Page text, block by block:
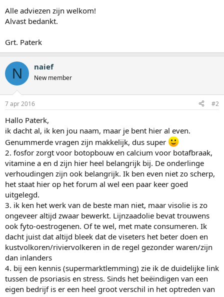
Alle adviezen zijn welkom!
Alvast bedankt.
Grt. Paterk
N naief
New member
7 apr 2016 #2
Hallo Paterk,
ik dacht al, ik ken jou naam, maar je bent hier al even.
Genummerde vragen zijn makkelijk, dus super
2. fosfor zorgt voor botopbouw en calcium voor botafbraak,
vitamine a en d zijn hier heel belangrijk bij. De onderlinge
verhoudingen zijn ook belangrijk. Ik ben even niet zo scherp,
het staat hier op het forum al wel een paar keer goed
uitgelegd.
3. ik ken het werk van de beste man niet, maar visolie is zo
ongeveer altijd zwaar bewerkt. Lijnzaadolie bevat trouwens
ook fyto-oestrogenen. Of te wel, met mate consumeren. Ik
dacht juist dat altijd bleek dat de viseters het beter doen en
kustvolkoren/riviervolkeren in de regel gezonder waren/zijn
dan inlanders
4. bij een kennis (supermarktlemming) zie ik de duidelijke link
tussen de psoriasis en stress. Sinds het beëindigen van een
eigen bedrijf is er een heel groot verschil in het optreden van